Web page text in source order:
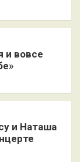
и вовсе
и Наташа